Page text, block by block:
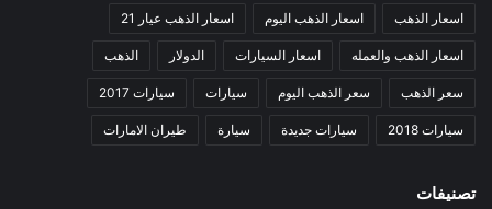
اسعار الذهب اسعار الذهب اليوم اسعار الذهب عيار 21
اسعار الذهب والعمله اسعار السيارات الدولار الذهب
سعر الذهب سعر الذهب اليوم سيارات سيارات 2017
سيارات 2018 سيارات جديدة سيارة طيران الامارات
تصنيفات